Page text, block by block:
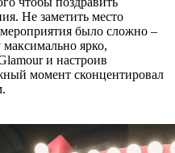
Не заметить место
было сложно –
ярко,
и настроив
момент сконцентировал